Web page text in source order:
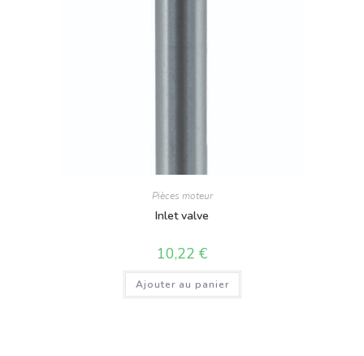
Pièces moteur
Inlet valve
10,22 €
Ajouter au panier